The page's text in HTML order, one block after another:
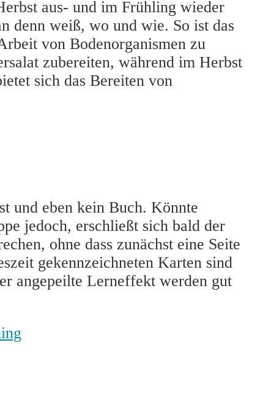
aus- und im Frühling wieder
denn weiß, wo und wie. So ist das
von Bodenorganismen zu
zubereiten, während im Herbst
sich das Bereiten von
und eben kein Buch. Könnte
jedoch, erschließt sich bald der
ohne dass zunächst eine Seite
gekennzeichneten Karten sind
angepeilte Lerneffekt werden gut